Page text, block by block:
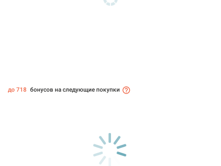
до 718 бонусов на следующие покупки